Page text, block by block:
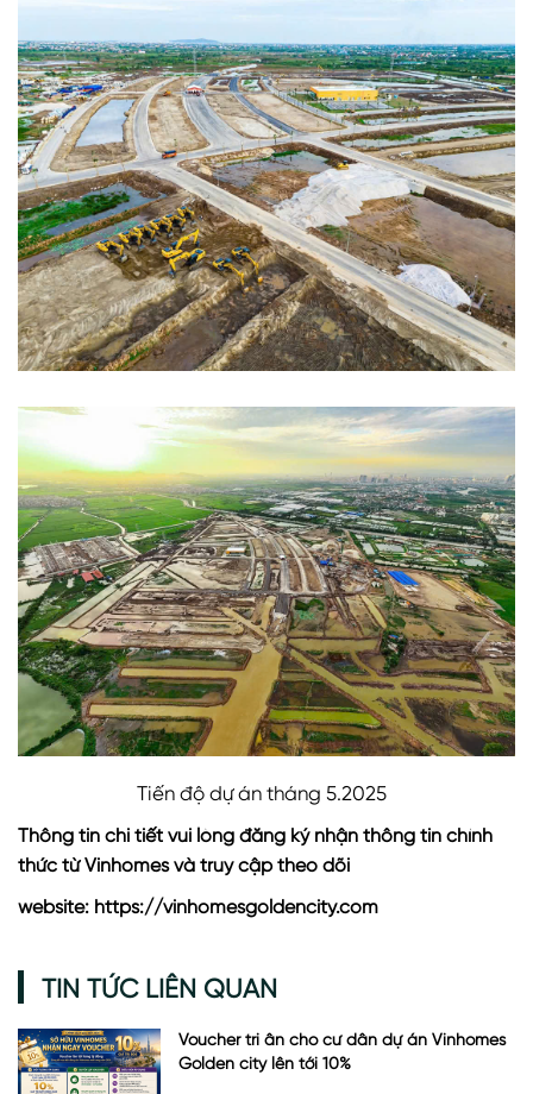
Tiến độ dự án tháng 5.2025
Thông tin chi tiết vui lòng đăng ký nhận thông tin chính
thức từ Vinhomes và truy cập theo dõi
website: https://vinhomesgoldencity.com
TIN TỨC LIÊN QUAN
Voucher tri ân cho cư dân dự án Vinhomes
Golden city lên tới 10%